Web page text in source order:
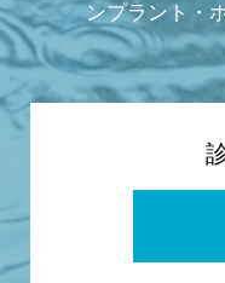
ンプラント・